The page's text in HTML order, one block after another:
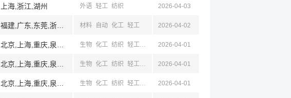
上海,浙江,湖州 外语 轻工 纺织 2026-04-03
材料 自动 化工 轻工 2026-04-02
生物 化工 纺织 轻工 化学 2026-04-01
生物 化工 纺织 轻工 化学 2026-04-01
生物 化工 纺织 轻工 化学 2026-04-01